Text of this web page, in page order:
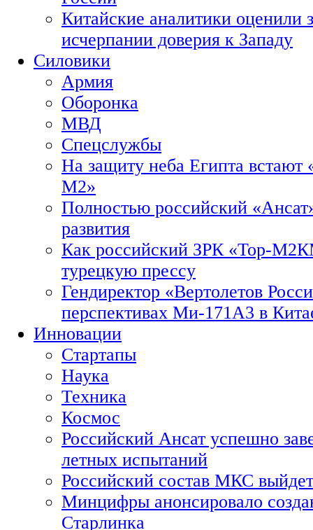
Китайские аналитики оценили
исчерпании доверия к Западу
Силовики
Армия
Оборонка
МВД
Спецслужбы
На защиту неба Египта встают
М2»
Полностью российский
развития
Как российский ЗРК «Тор-
турецкую прессу
Гендиректор «Вертолетов
перспективах Ми-171А3 в
Инновации
Стартапы
Наука
Техника
Космос
Российский Ансат успешно
летных испытаний
Российский состав МКС
Минцифры анонсировало
Старлинка